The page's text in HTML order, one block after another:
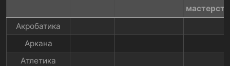
Акробатика​
Аркана​
Атлетика​